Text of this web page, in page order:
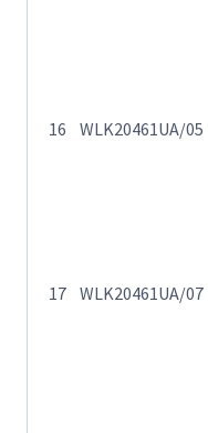
16 WLK20461UA/05
17 WLK20461UA/07